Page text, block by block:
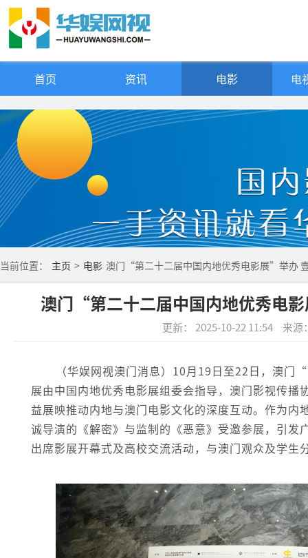
首页 资讯 电影 电
当前位置： 主页 > 电影 澳门“第二十二届中国内地优秀电影展”举办
澳门“第二十二届中国内地优秀电
更新： 2025-10-22 11:54 来源
（华娱网视澳门消息）10月19日至22日，澳
展由中国内地优秀电影展组委会指导，澳门影视传
益展映推动内地与澳门电影文化的深度互动。作为
诚导演的《解密》与监制的《恶意》受邀参展，引
出席影展开幕式及高校交流活动，与澳门观众及学生